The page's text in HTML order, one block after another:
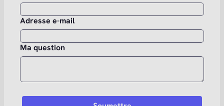
Adresse e-mail
Ma question